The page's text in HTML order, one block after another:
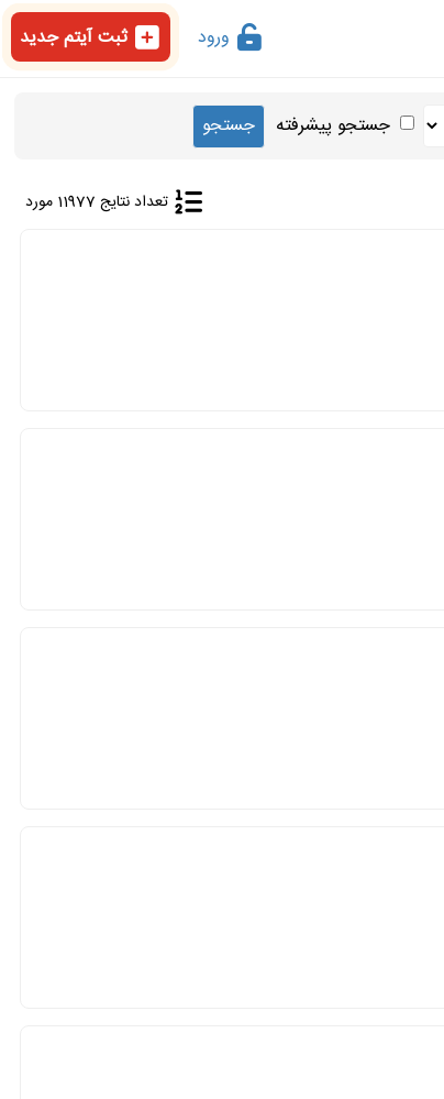
ورود ثبت آیتم جدید
جستجو پیشرفته
تعداد نتایج 11977 مورد